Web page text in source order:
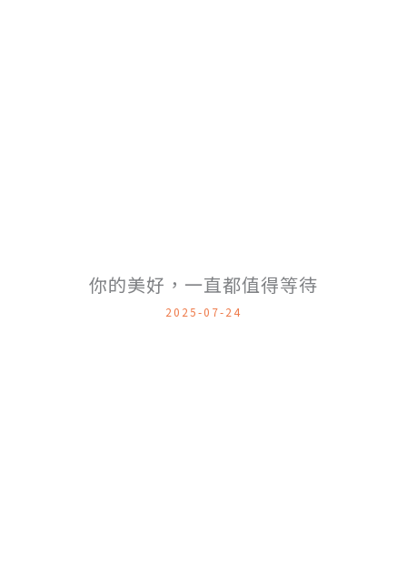
你的美好，一直都值得等待
2025-07-24